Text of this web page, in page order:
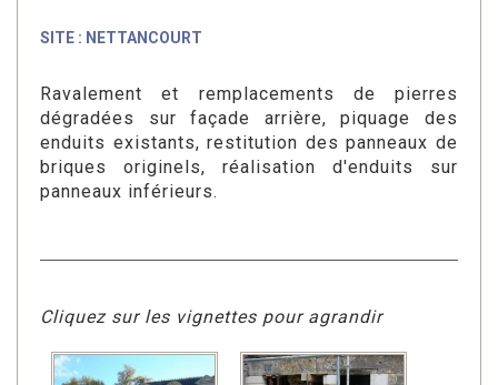
SITE : NETTANCOURT
Ravalement et remplacements de pierres
dégradées sur façade arrière, piquage des
enduits existants, restitution des panneaux de
briques originels, réalisation d'enduits sur
panneaux inférieurs.
Cliquez sur les vignettes pour agrandir